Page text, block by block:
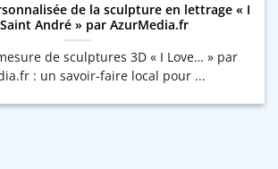
de la sculpture en lettrage « I
André » par AzurMedia.fr
de sculptures 3D « I Love… » par
: un savoir-faire local pour ...